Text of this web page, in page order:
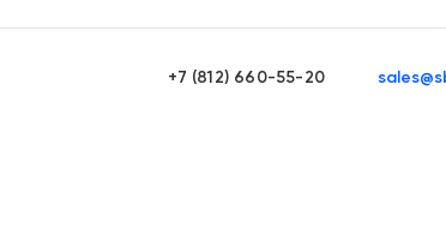
+7 (812) 660-55-20